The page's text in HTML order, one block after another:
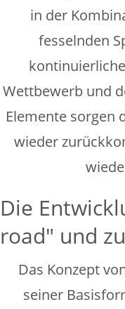
in der
fesselnden
Wettbewerb und
Elemente sorgen
wieder
Die
road" und
Das Konzept
seiner